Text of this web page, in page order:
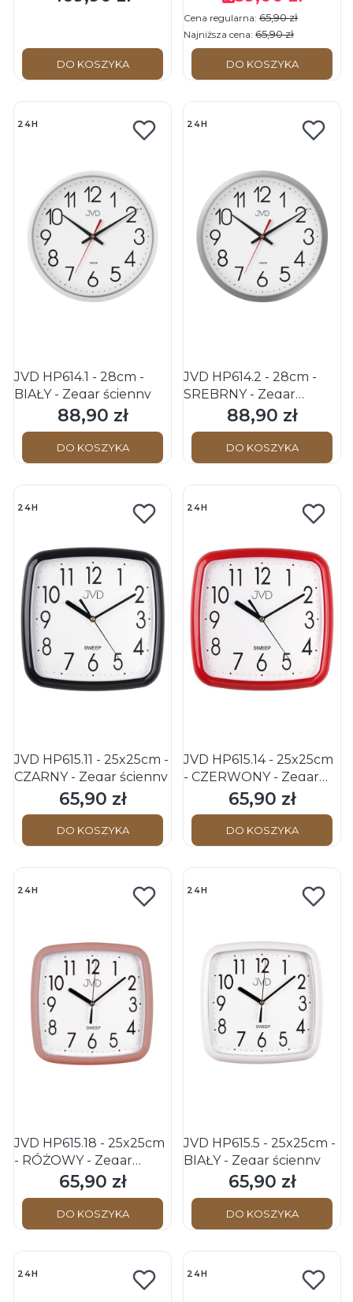
DO KOSZYKA
Cena regularna: 65,90 zł
Najniższa cena: 65,90 zł
DO KOSZYKA
24H
JVD HP614.1 - 28cm -
BIAŁY - Zegar ścienny
Cena
88,90 zł
DO KOSZYKA
24H
JVD HP614.2 - 28cm -
SREBRNY - Zegar
ściennyCena
88,90 zł
DO KOSZYKA
24H
JVD HP615.11 - 25x25cm -
CZARNY - Zegar ścienny
Cena
65,90 zł
DO KOSZYKA
24H
JVD HP615.14 - 25x25cm
- CZERWONY - Zegar
ściennyCena
65,90 zł
DO KOSZYKA
24H
JVD HP615.18 - 25x25cm
- RÓŻOWY - Zegar
ściennyCena
65,90 zł
DO KOSZYKA
24H
JVD HP615.5 - 25x25cm -
BIAŁY - Zegar ścienny
Cena
65,90 zł
DO KOSZYKA
24H 24H